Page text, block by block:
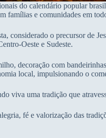
do calendário popular
famílias e comunidades em
considerado o precursor de
Oeste e Sudeste.
decoração com
local, impulsionando o
viva uma tradição que
fé e valorização das